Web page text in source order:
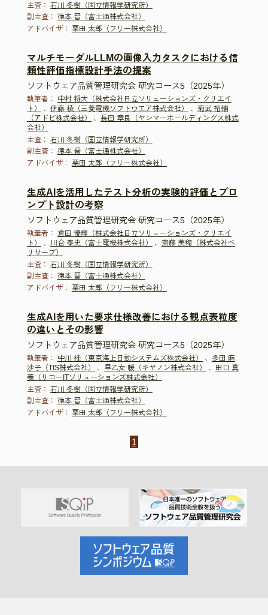
主査： 石川 冬樹（国立情報学研究所）
副主査： 徳本 晋（富士通株式会社）
アドバイザ：
栗田 太郎（フリー株式会社）
マルチモーダルLLMの画像入力タスクにおける信
頼性評価指標設計手法の提案
ソフトウェア品質管理研究会 研究コース5（2025年）
執筆者：
中村 将大（株式会社日立ソリューションズ・クリエイ
ト）
、 伊藤 稜（三菱電機ソフトウエア株式会社） 、 菊武 裕輔
（アドビ株式会社）
、 長田 章良（ヤンマーホールディングス株式
会社）
主査： 石川 冬樹（国立情報学研究所）
副主査： 徳本 晋（富士通株式会社）
アドバイザ：
栗田 太郎（フリー株式会社）
生成AIを活用したテスト分析の実験的評価とプロ
ンプト設計の考察
ソフトウェア品質管理研究会 研究コース5（2025年）
執筆者： 倉田 優輝（株式会社日立ソリューションズ・クリエイ
ト）
、 川合 泰史（富士電機株式会社） 、 齋藤 美穂（株式会社ベ
リサーブ）
主査： 石川 冬樹（国立情報学研究所）
副主査： 徳本 晋（富士通株式会社）
アドバイザ：
栗田 太郎（フリー株式会社）
生成AIを用いた要求仕様改善における観点表粒度
の違いとその影響
ソフトウェア品質管理研究会 研究コース5（2025年）
執筆者： 中川 桂（東京海上日動システムズ株式会社） 、 多田 麻
沙子（TIS株式会社）
、 早乙女 暖（キヤノン株式会社） 、 田口 真
義（リコーITソリューションズ株式会社）
主査： 石川 冬樹（国立情報学研究所）
副主査： 徳本 晋（富士通株式会社）
アドバイザ：
栗田 太郎（フリー株式会社）
1